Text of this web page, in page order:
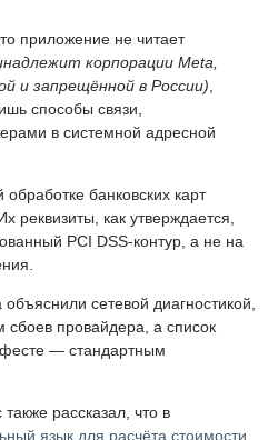
приложение не читает
корпорации Meta,
и запрещённой в России)
способы связи,
в системной адресной
банковских карт
реквизиты, как утверждается,
PCI DSS-контур, а не на
сетевой диагностикой,
провайдера, а список
— стандартным
рассказал, что в
язык для расчёта стоимости